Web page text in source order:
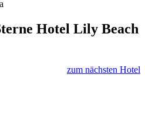
Hotel Lily Beach
zum nächsten Hotel